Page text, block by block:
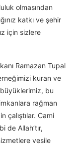
olmasından
katkı ve şehir
için sizlere
Ramazan Tupal
kuran ve
bu
rağman
çalıştılar. Cami
de Allah’tır,
vesile